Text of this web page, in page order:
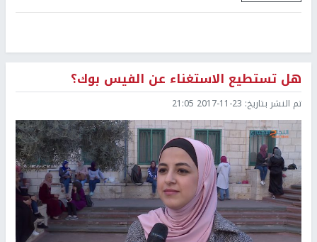
هل تستطيع الاستغناء عن الفيس بوك؟
تم النشر بتاريخ: 2017-11-23 21:05